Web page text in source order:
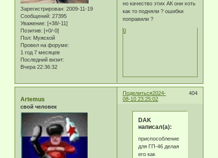
Зарегистрирован: 2009-11-19
Сообщений: 27395
Уважение: [+38/-11]
Позитив: [+0/-0]
Пол: Мужской
Провел на форуме:
1 год 7 месяцев
Последний визит:
Вчера 22:36:32
но качество этих АК они хоть
как то подняли ? ошибки
поправили ?
0
Поделиться 404
2024-
08-10 23:25:02
Artemus
свой человек
DAK
написал(а):
приспособление
для ГП-46 делая
его как